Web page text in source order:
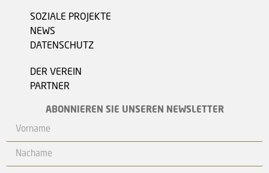
SOZIALE PROJEKTE
NEWS
DATENSCHUTZ
DER VEREIN
PARTNER
ABONNIEREN SIE UNSEREN NEWSLETTER